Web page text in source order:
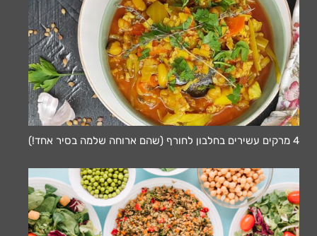
4 מרקים עשירים בחלבון לחורף (שהם ארוחה שלמה בסיר אחד!)